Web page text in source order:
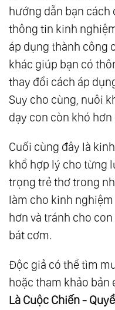
hướng dẫn bạn cách
thông tin kinh
áp dụng thành công
khác giúp bạn có
thay đổi cách áp
Suy cho cùng, nuôi
dạy con còn khó hơn
Cuối cùng đây là
khổ hợp lý cho từng
trọng trẻ thơ trong
làm cho kinh
hơn và tránh cho
bát cơm.
Độc giả có thể tìm
hoặc tham khảo bản
Là Cuộc Chiến -